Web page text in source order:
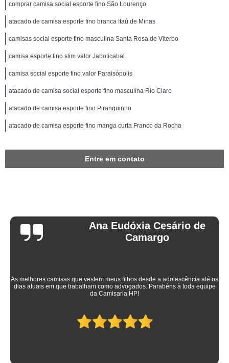
comprar camisa social esporte fino São Lourenço
atacado de camisa esporte fino branca Itaú de Minas
camisas social esporte fino masculina Santa Rosa de Viterbo
camisa esporte fino slim valor Jaboticabal
camisa social esporte fino valor Paraisópolis
atacado de camisa social esporte fino masculina Rio Claro
atacado de camisa esporte fino Piranguinho
atacado de camisa esporte fino manga curta Franco da Rocha
Entre em contato
Ana Eudóxia Cesário de
Camargo
As melhores camisas que vestem meus filhos desde a adolescência até os
dias atuais em que trabalham como advogados. Parabéns à toda equipe
da Camisaria HP!